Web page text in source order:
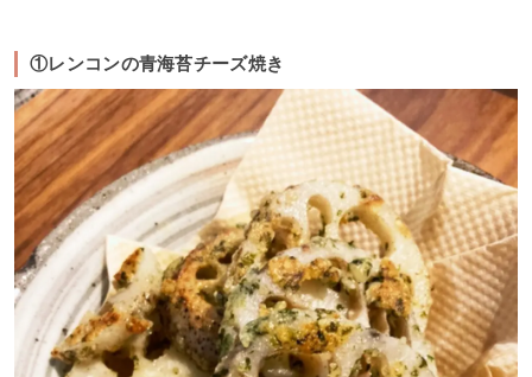
①レンコンの青海苔チーズ焼き